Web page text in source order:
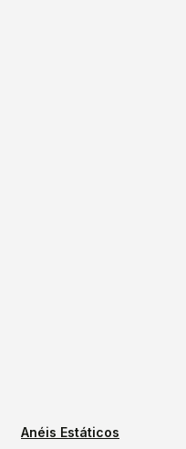
Anéis Estáticos